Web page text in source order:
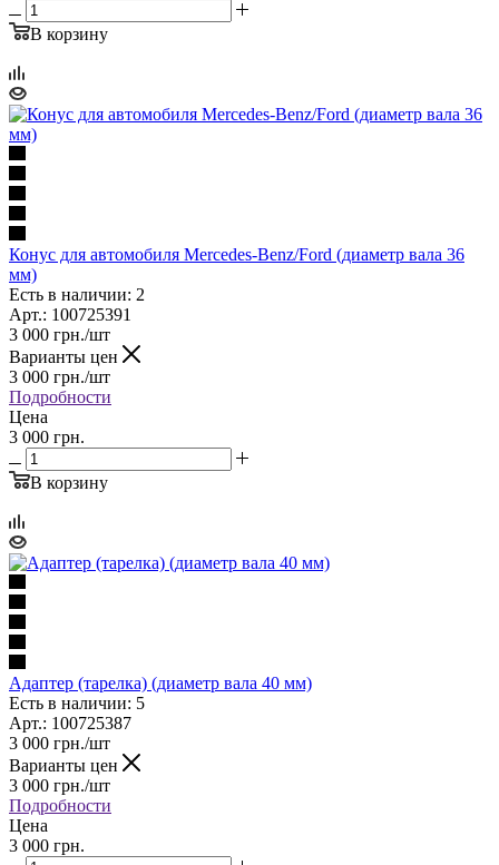
В корзину
Конус для автомобиля Mercedes-Benz/Ford (диаметр вала 36
мм)
Есть в наличии: 2
Арт.: 100725391
3 000 грн./шт
Варианты цен
3 000 грн./шт
Подробности
Цена
3 000 грн.
В корзину
Адаптер (тарелка) (диаметр вала 40 мм)
Есть в наличии: 5
Арт.: 100725387
3 000 грн./шт
Варианты цен
3 000 грн./шт
Подробности
Цена
3 000 грн.